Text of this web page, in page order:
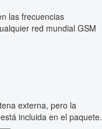
las frecuencias
red mundial GSM
externa, pero la
incluida en el paquete.